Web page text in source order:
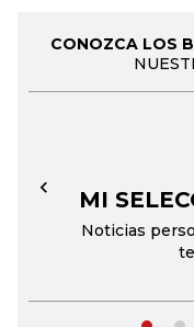
CONOZCA LOS
MI
Noticias
←